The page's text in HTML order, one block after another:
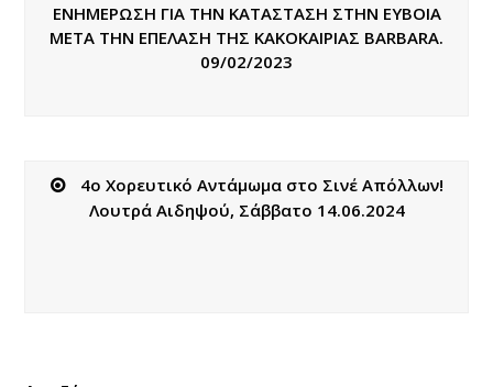
ΕΝΗΜΕΡΩΣΗ ΓΙΑ ΤΗΝ ΚΑΤΑΣΤΑΣΗ ΣΤΗΝ ΕΥΒΟΙΑ
ΜΕΤΑ ΤΗΝ ΕΠΕΛΑΣΗ ΤΗΣ ΚΑΚΟΚΑΙΡΙΑΣ BARBARA.
09/02/2023
4o Χορευτικό Αντάμωμα στο Σινέ Απόλλων!
Λουτρά Αιδηψού, Σάββατο 14.06.2024